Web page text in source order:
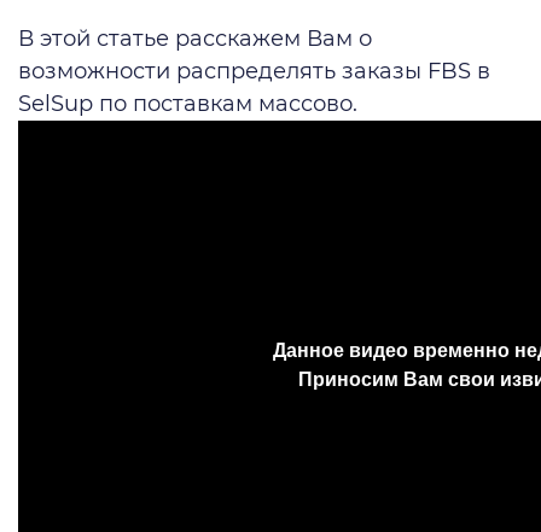
В этой статье расскажем Вам о
возможности распределять заказы FBS в
SelSup по поставкам массово.